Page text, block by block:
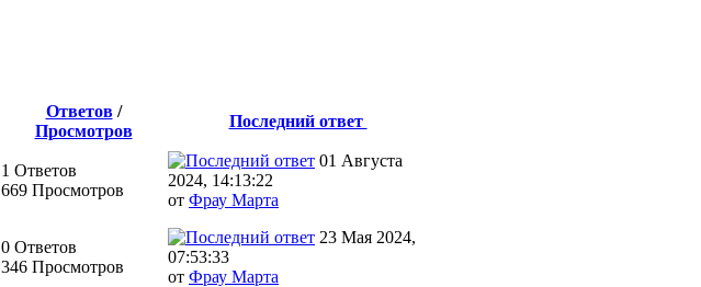
Ответов/
Просмотров
Последний ответ
1 Ответов
669 Просмотров
01 Августа
2024, 14:13:22
от Фрау Марта
0 Ответов
346 Просмотров
23 Мая 2024,
07:53:33
от Фрау Марта